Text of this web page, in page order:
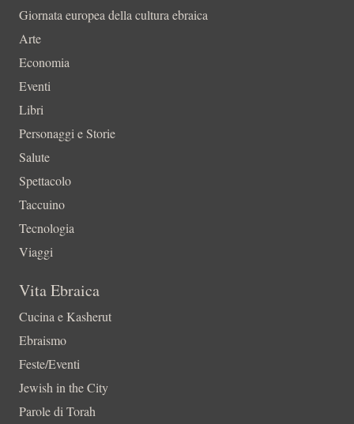
Giornata europea della cultura ebraica
Arte
Economia
Eventi
Libri
Personaggi e Storie
Salute
Spettacolo
Taccuino
Tecnologia
Viaggi
Vita Ebraica
Cucina e Kasherut
Ebraismo
Feste/Eventi
Jewish in the City
Parole di Torah